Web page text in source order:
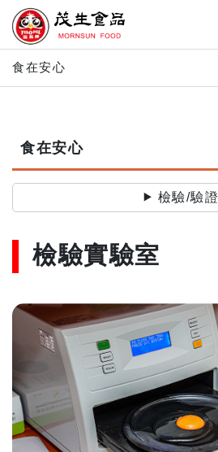
食在安心
食在安心
檢驗/驗證
檢驗實驗室